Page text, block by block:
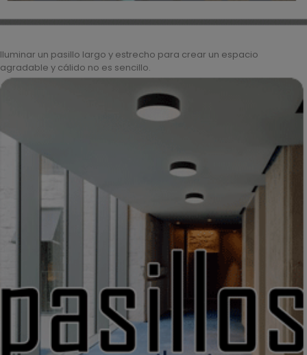
Iluminar un pasillo largo y estrecho para crear un espacio
agradable y cálido no es sencillo.